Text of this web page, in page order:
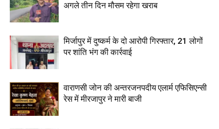
अगले तीन दिन मौसम रहेगा खराब
मिर्जापुर में दुष्कर्म के दो आरोपी गिरफ्तार, 21 लोगों
पर शांति भंग की कार्रवाई
वाराणसी जोन की अन्तरजनपदीय एलार्म एफिसिएन्सी
रेस में मीरजापुर ने मारी बाजी